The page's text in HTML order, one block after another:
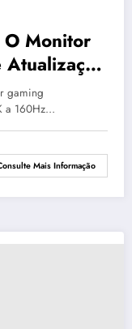
Monitor
a
gaming
a 160Hz…
Mais Informação